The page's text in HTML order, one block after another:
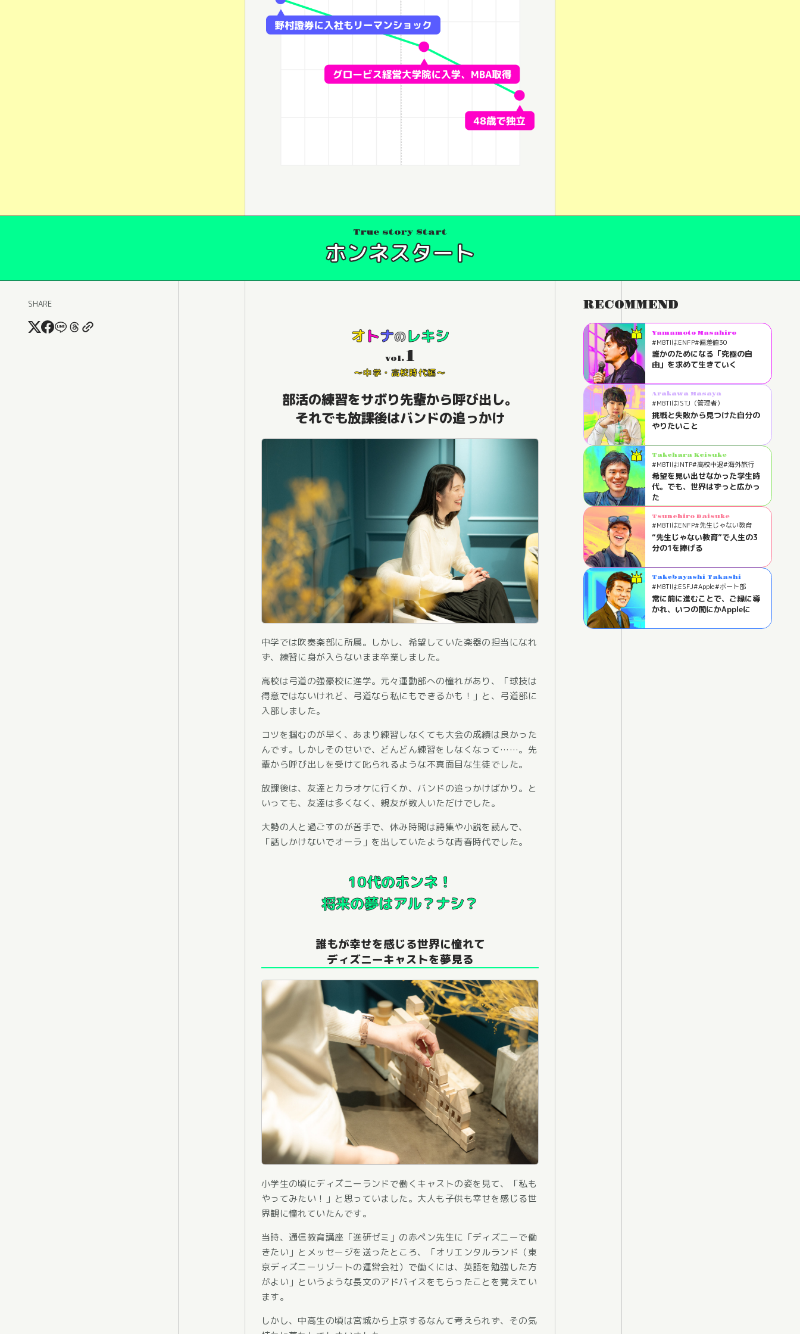
True story Start
ホンネスタート
SHARE RECOMMEND
Yamamoto Masahiro
#MBTIはENFP#偏差値30
#学生時代に夢はなかった
#ヒッチハイク#東京都出身
#私立男子校
誰かのためになる「究極の自
由」を求めて生きていく
Arakawa Masaya
#MBTIはISTJ（管理者）
#エンジニアから教育の道#静岡県
#サッカー→バスケ→卓球→ハンドボ
ール
挑戦と失敗から見つけた自分の
やりたいこと
Takehara Keisuke
#MBTIはINTP#高校中退#海外旅行
#アパレルショップでバイト
#ワーキングホリデー#奈良県出身
希望を見い出せなかった学生時
代。でも、世界はずっと広かっ
た
Tsunehiro Daisuke
#MBTIはENFP#先生じゃない教育
#学校の仕組み作り#岡山県
“先生じゃない教育”で人生の3
分の1を捧げる
Takebayashi Takashi
#MBTIはESFJ#Apple#ボート部
#東京都出身#慶応義塾志木高校
#慶応義塾大学
常に前に進むことで、ご縁に導
かれ、いつの間にかAppleに
オトナのレキシ
vol. 1
〜中学・高校時代編〜
部活の練習をサボり先輩から呼び出し。
それでも放課後はバンドの追っかけ
中学では吹奏楽部に所属。しかし、希望していた楽器の担当になれ
ず、練習に身が入らないまま卒業しました。
高校は弓道の強豪校に進学。元々運動部への憧れがあり、「球技は
得意ではないけれど、弓道なら私にもできるかも！」と、弓道部に
入部しました。
コツを掴むのが早く、あまり練習しなくても大会の成績は良かった
んです。しかしそのせいで、どんどん練習をしなくなって……。先
輩から呼び出しを受けて叱られるような不真面目な生徒でした。
放課後は、友達とカラオケに行くか、バンドの追っかけばかり。と
いっても、友達は多くなく、親友が数人いただけでした。
大勢の人と過ごすのが苦手で、休み時間は詩集や小説を読んで、
「話しかけないでオーラ」を出していたような青春時代でした。
10代のホンネ！
将来の夢はアル？ナシ？
誰もが幸せを感じる世界に憧れて
ディズニーキャストを夢見る
小学生の頃にディズニーランドで働くキャストの姿を見て、「私も
やってみたい！」と思っていました。大人も子供も幸せを感じる世
界観に憧れていたんです。
当時、通信教育講座「進研ゼミ」の赤ペン先生に「ディズニーで働
きたい」とメッセージを送ったところ、「オリエンタルランド（東
京ディズニーリゾートの運営会社）で働くには、英語を勉強した方
がよい」というような長文のアドバイスをもらったことを覚えてい
ます。
しかし、中高生の頃は宮城から上京するなんて考えられず、その気